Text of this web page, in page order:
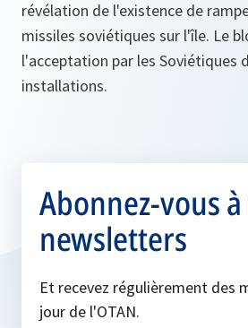
révélation de l'existence de
missiles soviétiques sur l'île. Le
l'acceptation par les Soviétiques
installations.
Abonnez-vous
newsletters
Et recevez régulièrement des
jour de l'OTAN.